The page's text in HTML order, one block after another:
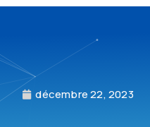
décembre 22, 2023